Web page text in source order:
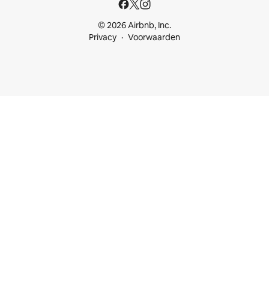
© 2026 Airbnb, Inc.
Privacy
Voorwaarden